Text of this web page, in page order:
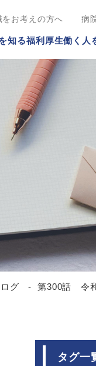
をお考えの方へ 病
知る福利厚生働く人
グ 第300話 令
タグ一